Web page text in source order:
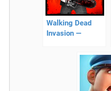
Walking Dead
Invasion —
вторжение